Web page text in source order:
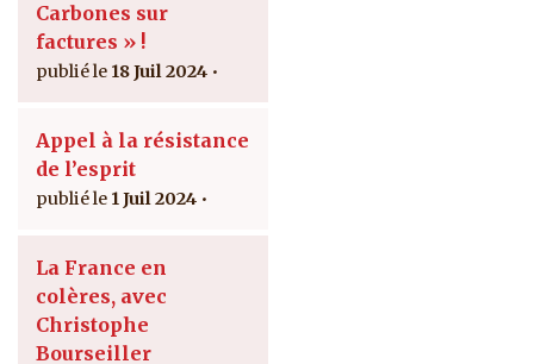
Carbones sur
factures » !
18 Juil 2024
Appel à la résistance
de l’esprit
1 Juil 2024
La France en
colères, avec
Christophe
Bourseiller